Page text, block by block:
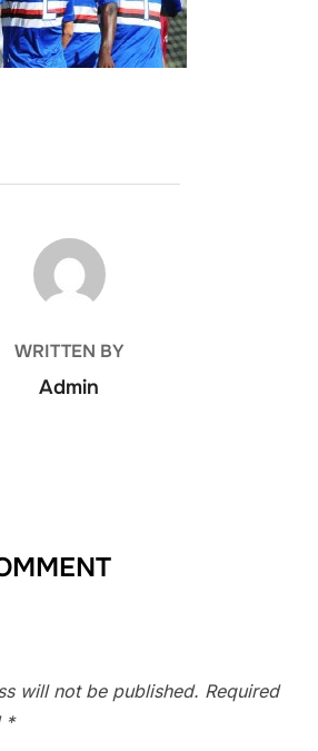
POST AUTHOR
WRITTEN BY
Admin
will not be published. Required
*